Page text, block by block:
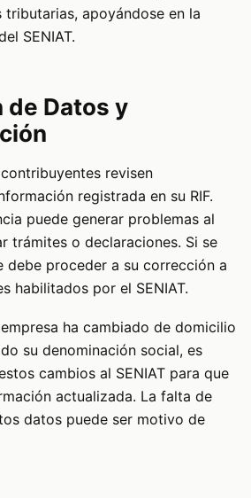
apoyándose en la
SENIAT.
Datos y
revisen
registrada en su RIF.
puede generar problemas al
trámites o declaraciones. Si se
debe proceder a su corrección a
habilitados por el SENIAT.
ha cambiado de domicilio
su denominación social, es
cambios al SENIAT para que
actualizada. La falta de
datos puede ser motivo de